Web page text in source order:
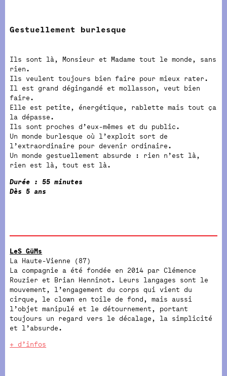
Gestuellement burlesque
Ils sont là, Monsieur et Madame tout le monde, sans
rien.
Ils veulent toujours bien faire pour mieux rater.
Il est grand dégingandé et mollasson, veut bien
faire.
Elle est petite, énergétique, rablette mais tout ça
la dépasse.
Ils sont proches d’eux-mêmes et du public.
Un monde burlesque où l’exploit sort de
l’extraordinaire pour devenir ordinaire.
Un monde gestuellement absurde : rien n’est là,
rien est là, tout est là.
Durée : 55 minutes
Dès 5 ans
LeS GüMs
La Haute-Vienne (87)
La compagnie a été fondée en 2014 par Clémence
Rouzier et Brian Henninot. Leurs langages sont le
mouvement, l’engagement du corps qui vient du
cirque, le clown en toile de fond, mais aussi
l’objet manipulé et le détournement, portant
toujours un regard vers le décalage, la simplicité
et l’absurde.
+ d’infos